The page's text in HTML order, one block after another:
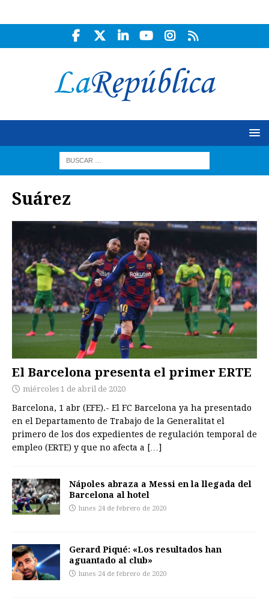
Suárez
El Barcelona presenta el primer ERTE
miércoles 1 de abril de 2020
Barcelona, 1 abr (EFE).- El FC Barcelona ya ha presentado
en el Departamento de Trabajo de la Generalitat el
primero de los dos expedientes de regulación temporal de
empleo (ERTE) y que no afecta a […]
Nápoles abraza a Messi en la llegada del
Barcelona al hotel
lunes 24 de febrero de 2020
Gerard Piqué: «Los resultados han
aguantado al club»
lunes 24 de febrero de 2020